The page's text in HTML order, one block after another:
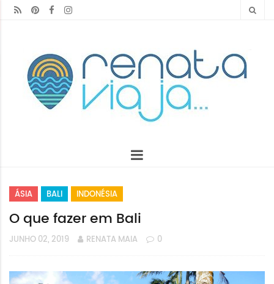
ÁSIA BALI INDONÉSIA
O que fazer em Bali
JUNHO 02, 2019 RENATA MAIA 0